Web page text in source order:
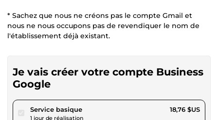
* Sachez que nous ne créons pas le compte Gmail et
nous ne nous occupons pas de revendiquer le nom de
l'établissement déjà existant.
Je vais créer votre compte Business
Google
Service basiquepour 17,29 $US
1 jour de réalisation
18,76 $US